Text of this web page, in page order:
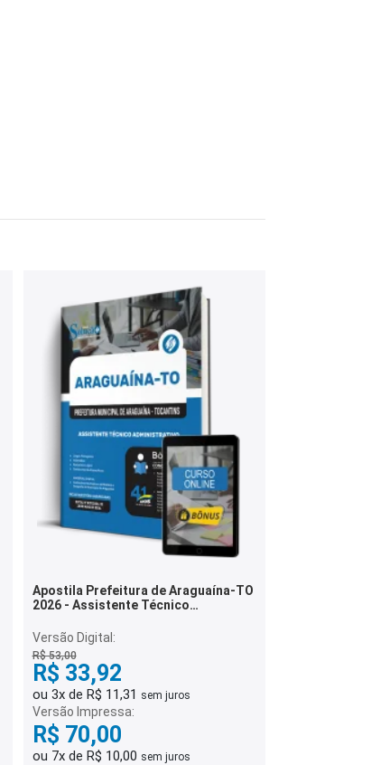
Apostila Prefeitura de Araguaína-TO
2026 - Assistente Técnico
Versão Digital:
R$ 53,00
R$ 33,92
ou 3x de R$ 11,31 sem juros
Versão Impressa:
R$ 70,00
ou 7x de R$ 10,00 sem juros